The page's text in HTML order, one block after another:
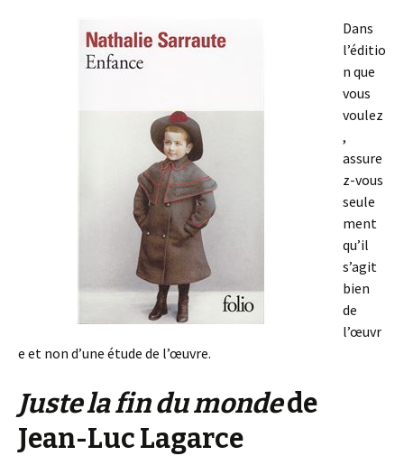
Dans
l’éditio
n que
vous
voulez
,
assure
z-vous
seule
ment
qu’il
s’agit
bien
de
l’œuvr
e et non d’une étude de l’œuvre.
Juste la fin du mondede
Jean-Luc Lagarce